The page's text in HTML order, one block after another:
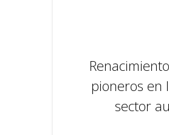
pioneros en
sector